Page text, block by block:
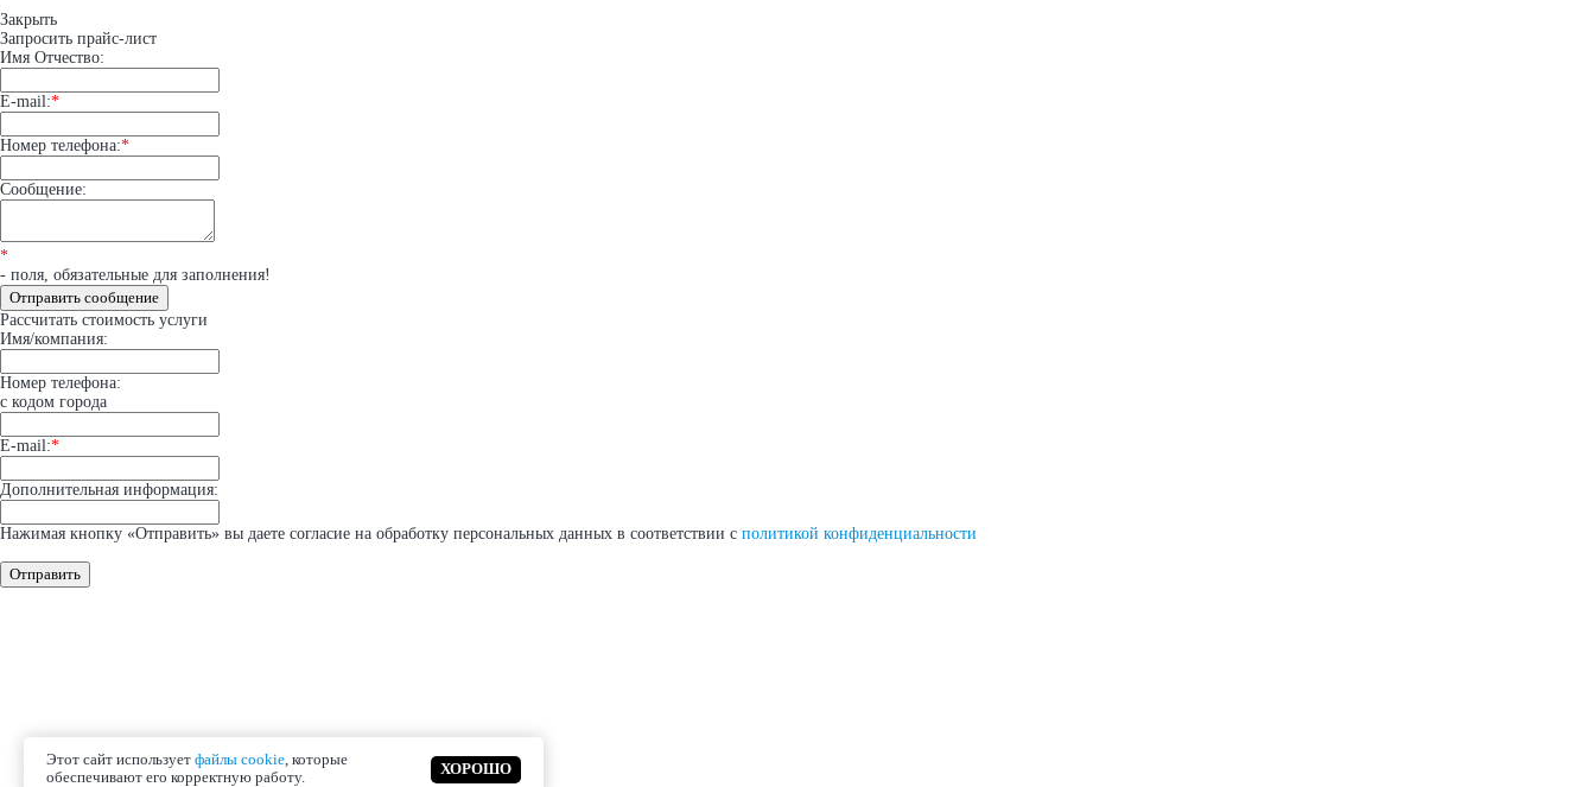
Закрыть
Запросить прайс-лист
Имя Отчество:
E-mail:*
Номер телефона:*
Сообщение:
*
- поля, обязательные для заполнения!
Отправить сообщение
Рассчитать стоимость услуги
Имя/компания:
Номер телефона:
с кодом города
E-mail:*
Дополнительная информация:
Нажимая кнопку «Отправить» вы даете согласие на обработку персональных данных в соответствии с политикой конфиденциальности
Отправить
Этот сайт использует файлы cookie, которые
обеспечивают его корректную работу.
ХОРОШО